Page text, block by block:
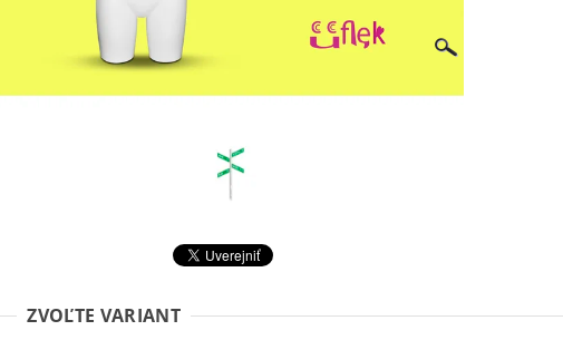
ZVOĽTE VARIANT